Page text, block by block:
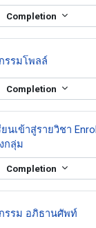
Completion
รรมโพลล์URL
Completion
นเข้าสู่รายวิชา
กลุ่ม
Completion
รรม อภิธานศัพท์URL